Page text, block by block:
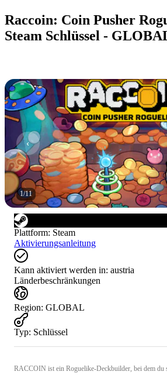
Raccoin: Coin Pusher
Steam Schlüssel -
1/11
Plattform: Steam
Aktivierungsanleitung
Kann aktiviert werden in: austria
Länderbeschränkungen
Region: GLOBAL
Typ: Schlüssel
RACCOIN ist ein Roguelike-Deckbuilder, bei dem du